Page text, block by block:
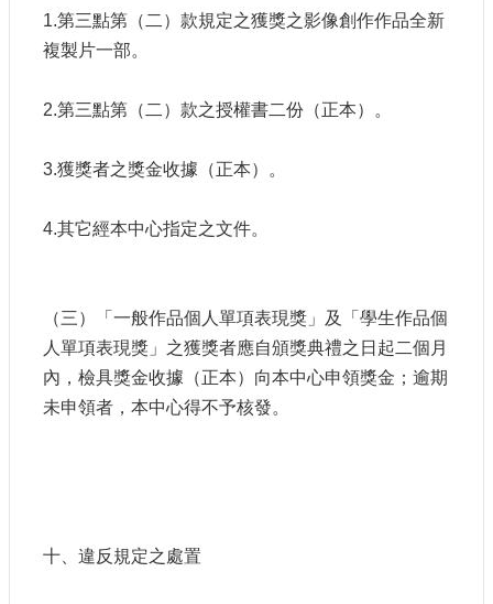
1.第三點第（二）款規定之獲獎之影像創作作品全新
複製片一部。
2.第三點第（二）款之授權書二份（正本）。
3.獲獎者之獎金收據（正本）。
4.其它經本中心指定之文件。
（三）「一般作品個人單項表現獎」及「學生作品個
人單項表現獎」之獲獎者應自頒獎典禮之日起二個月
內，檢具獎金收據（正本）向本中心申領獎金；逾期
未申領者，本中心得不予核發。
十、違反規定之處置